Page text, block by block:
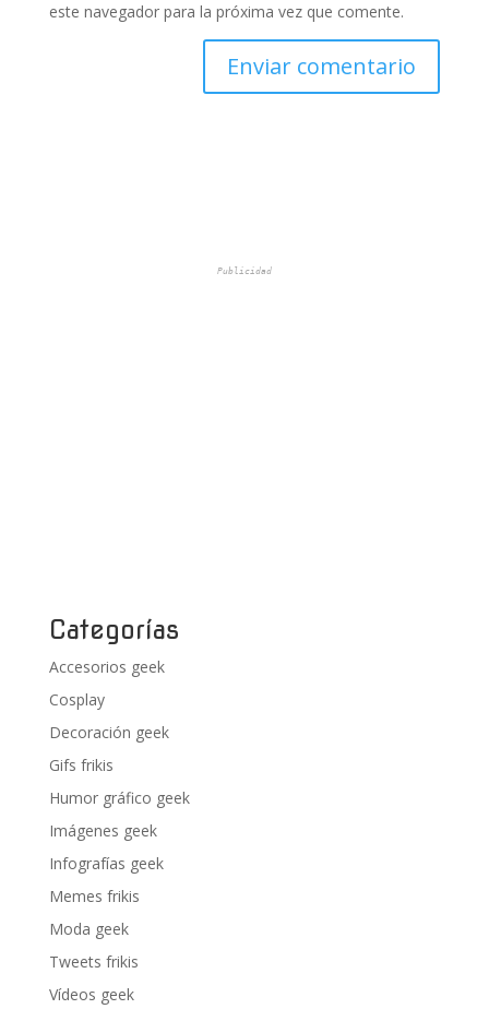
este navegador para la próxima vez que comente.
Publicidad
Categorías
Accesorios geek
Cosplay
Decoración geek
Gifs frikis
Humor gráfico geek
Imágenes geek
Infografías geek
Memes frikis
Moda geek
Tweets frikis
Vídeos geek